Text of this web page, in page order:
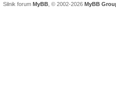
Silnik forum MyBB , © 2002-2026 MyBB